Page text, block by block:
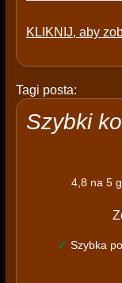
KLIKNIJ, aby
Tagi posta:
Szybki
4,8 na 5
✔ Szybka